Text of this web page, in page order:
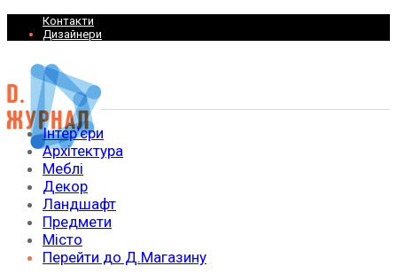
Контакти
Дизайнери
Інтер’єри
Архітектура
Меблі
Декор
Ландшафт
Предмети
Місто
Перейти до Д.Магазину